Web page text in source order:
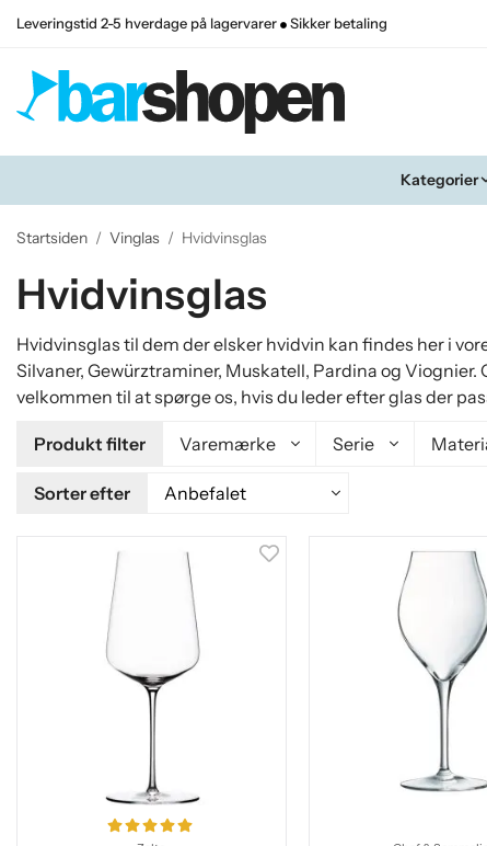
Leveringstid 2-5 hverdage på lagervarer Sikker betaling
Kategorier
Startsiden / Vinglas / Hvidvinsglas
Hvidvinsglas
Hvidvinsglas til dem der elsker hvidvin kan findes her i
Silvaner, Gewürztraminer, Muskatell, Pardina og
velkommen til at spørge os, hvis du leder efter glas der
Produkt filter Varemærke Serie
Sorter efter